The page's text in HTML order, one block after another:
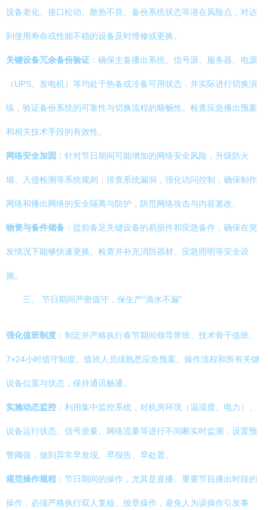
设备老化、接口松动、散热不良、备份系统状态等潜在风险点，对达
到使用寿命或性能不稳的设备及时维修或更换。
关键设备冗余备份验证 ：确保主备播出系统、信号源、服务器、电源
（UPS、发电机）等均处于热备或冷备可用状态，并实际进行切换演
练，验证备份系统的可靠性与切换流程的顺畅性。检查应急播出预案
和相关技术手段的有效性。
网络安全加固 ：针对节日期间可能增加的网络安全风险，升级防火
墙、入侵检测等系统规则，排查系统漏洞，强化访问控制，确保制作
网络和播出网络的安全隔离与防护，防范网络攻击与内容篡改。
物资与备件储备 ：提前备足关键设备的易损件和应急备件，确保在突
发情况下能够快速更换。检查并补充消防器材、应急照明等安全设
施。
三、 节日期间严密值守，保生产“滴水不漏”
强化值班制度 ：制定并严格执行春节期间领导带班、技术骨干值班、
7×24小时值守制度。值班人员须熟悉应急预案、操作流程和所有关键
设备位置与状态，保持通讯畅通。
实施动态监控 ：利用集中监控系统，对机房环境（温湿度、电力）、
设备运行状态、信号质量、网络流量等进行不间断实时监测，设置预
警阈值，做到异常早发现、早报告、早处置。
规范操作规程 ：节日期间的操作，尤其是直播、重要节目播出时段的
操作，必须严格执行双人复核、按章操作，避免人为误操作引发事